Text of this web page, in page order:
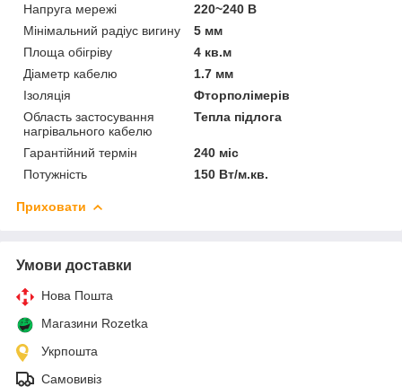
Напруга мережі
220~240 В
Мінімальний радіус вигину
5 мм
Площа обігріву
4 кв.м
Діаметр кабелю
1.7 мм
Ізоляція
Фторполімерів
Область застосування
нагрівального кабелю
Тепла підлога
Гарантійний термін
240 міс
Потужність
150 Вт/м.кв.
Приховати
Умови доставки
Нова Пошта
Магазини Rozetka
Укрпошта
Самовивіз